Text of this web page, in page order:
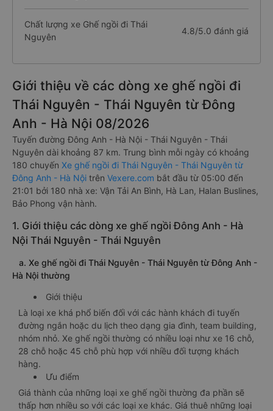
Chất lượng xe Ghế ngồi đi Thái
Nguyên
4.8/5.0 đánh giá
Giới thiệu về các dòng xe ghế ngồi đi
Thái Nguyên - Thái Nguyên từ Đông
Anh - Hà Nội 08/2026
Tuyến đường Đông Anh - Hà Nội - Thái Nguyên - Thái
Nguyên dài khoảng 87 km. Trung bình mỗi ngày có khoảng
180 chuyến Xe ghế ngồi đi Thái Nguyên - Thái Nguyên từ
Đông Anh - Hà Nội trên Vexere.com bắt đầu từ 05:00 đến
21:01 bởi 180 nhà xe: Vận Tải An Bình, Hà Lan, Halan Buslines,
Bảo Phong vận hành.
1. Giới thiệu các dòng xe ghế ngồi Đông Anh - Hà
Nội Thái Nguyên - Thái Nguyên
a. Xe ghế ngồi đi Thái Nguyên - Thái Nguyên từ Đông Anh -
Hà Nội thường
Giới thiệu
Là loại xe khá phổ biến đối với các hành khách đi tuyến
đường ngắn hoặc du lịch theo dạng gia đình, team building,
nhóm nhỏ. Xe ghế ngồi thường có nhiều loại như xe 16 chỗ,
28 chỗ hoặc 45 chỗ phù hợp với nhiều đối tượng khách
hàng.
Ưu điểm
Giá thành của những loại xe ghế ngồi thường đa phần sẽ
thấp hơn nhiều so với các loại xe khác. Giá thuê những loại